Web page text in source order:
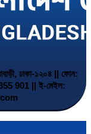
ঢাকা-১২০৪ || ফোন:
901 || ই-মেইল: